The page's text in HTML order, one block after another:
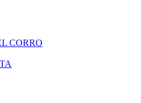
CORRO